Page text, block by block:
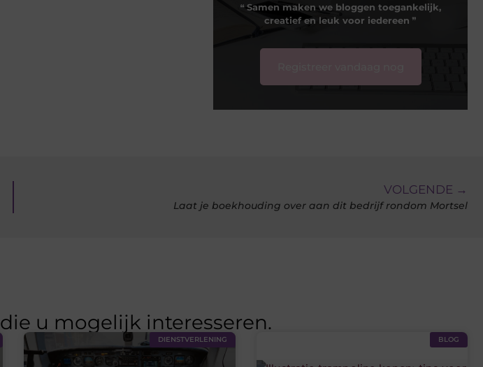
❝ Samen maken we bloggen toegankelijk,
creatief en leuk voor iedereen ❞
VOLGENDE →
Laat je boekhouding over aan dit bedrijf rondom Mortsel
die u mogelijk interesseren.
DIENSTVERLENING BLOG